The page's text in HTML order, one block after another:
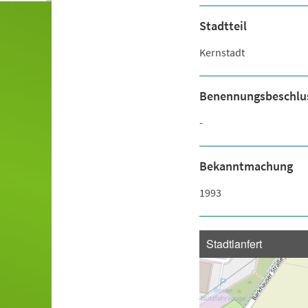
Stadtteil
Kernstadt
-
Bekanntmachung
1993
Stadtlanfert